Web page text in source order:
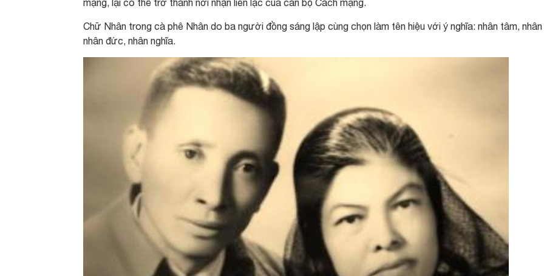
mạng, lại có thể trở thành nơi nhận liên lạc của cán bộ Cách mạng.
Chữ Nhân trong cà phê Nhân do ba người đồng sáng lập cùng chọn làm tên hiệu với ý nghĩa: nhân tâm, nhân
nhân đức, nhân nghĩa.